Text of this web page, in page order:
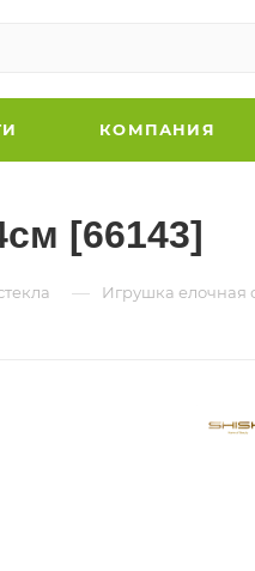
КОМПАНИЯ
[66143]
— Игрушка елочная